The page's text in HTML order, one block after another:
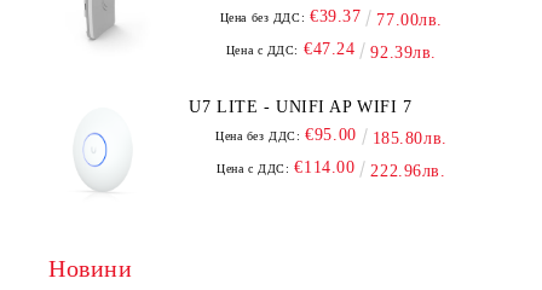
Цена без ДДС: €39.37 77.00лв.
Цена с ДДС: €47.24 92.39лв.
U7 LITE - UNIFI AP WIFI 7
Цена без ДДС: €95.00 185.80лв.
Цена с ДДС: €114.00 222.96лв.
Новини